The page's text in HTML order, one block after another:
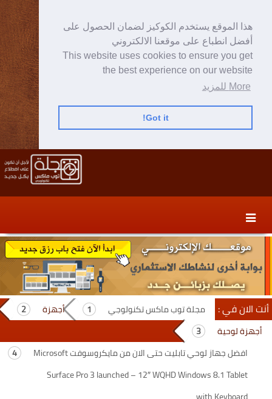
هذا الموقع يستخدم الكوكيز لضمان الحصول على
أفضل انطباع على موقعنا الالكتروني
This website uses cookies to ensure you get
the best experience on our website
More للمزيد
Got it!
content
secondary
content
أنت الان في : مجلة توب ماكس تكنولوجي
أجهزة
أجهزة لوحية
افضل جهاز لوحي تابليت حتى الان من مايكروسوفت Microsoft
Surface Pro 3 launched – 12″ WQHD Windows 8.1 Tablet